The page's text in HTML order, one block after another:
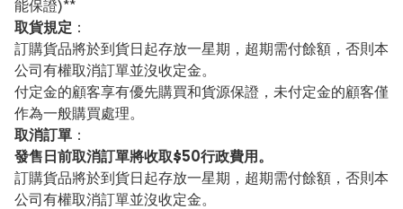
能保證)**
取貨規定 ：
訂購貨品將於到貨日起存放一星期，超期需付餘額，否則本
公司有權取消訂單並沒收定金。
付定金的顧客享有優先購買和貨源保證，未付定金的顧客僅
作為一般購買處理。
取消訂單 ：
發售日前取消訂單將收取$50行政費用。
訂購貨品將於到貨日起存放一星期，超期需付餘額，否則本
公司有權取消訂單並沒收定金。